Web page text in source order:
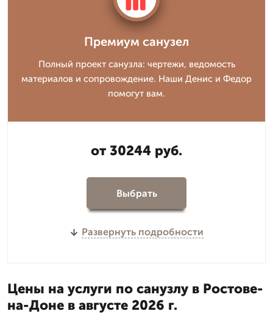
Премиум санузел
Полный проект санузла: чертежи, ведомость
материалов и сопровождение. Наши Денис и Федор
помогут вам.
от 30244 руб.
Выбрать
Развернуть подробности
Цены на услуги по санузлу в Ростове-
на-Доне в августе 2026 г.